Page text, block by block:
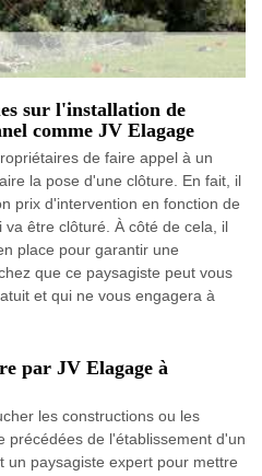
sur l'installation de
comme JV Elagage
de faire appel à un
la pose d'une clôture. En fait, il
prix d'intervention en fonction de
être clôturé. À côté de cela, il
place pour garantir une
que ce paysagiste peut vous
et qui ne vous engagera à
par JV Elagage à
les constructions ou les
précédées de l'établissement d'un
un paysagiste expert pour mettre